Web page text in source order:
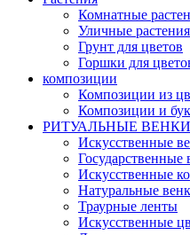
Комнатные
Уличные растения
Грунт для цветов
Горшки для
композиции
Композиции из
Композиции и
РИТУАЛЬНЫЕ ВЕНКИ
Искусственные
Государственные
Искусственные
Натуральные
Траурные ленты
Искусственные